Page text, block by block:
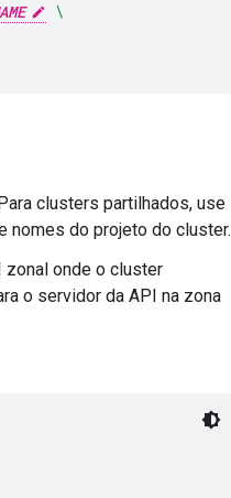
\
clusters partilhados, use
nomes do projeto do cluster.
zonal onde o cluster
o servidor da API na zona